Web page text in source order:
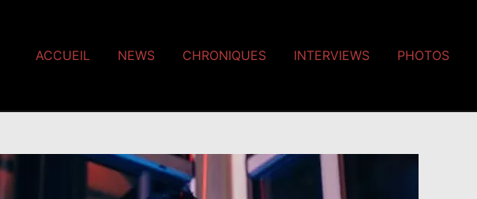
ACCUEIL NEWS CHRONIQUES INTERVIEWS PHOTOS